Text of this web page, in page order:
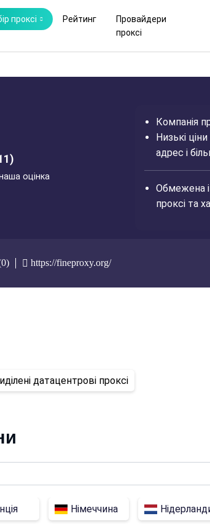
проксі Рейтинг
Провайдери
проксі
оцінка
Компанія
Низькі
адрес і
Обмежена
проксі та
https://fineproxy.org/
датацентрові проксі
Німеччина